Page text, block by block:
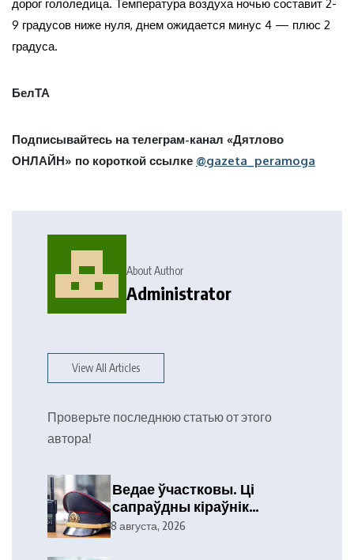
дорог гололедица. Температура воздуха ночью составит 2-
9 градусов ниже нуля, днем ожидается минус 4 — плюс 2
градуса.
БелТА
Подписывайтесь на телеграм-канал «Дятлово
ОНЛАЙН» по короткой ссылке @gazeta_peramoga
About Author
Administrator
View All Articles
Проверьте последнюю статью от этого
автора!
Ведае ўчастковы. Ці
сапраўдны кіраўнік
тэлефануе?
8 августа, 2026